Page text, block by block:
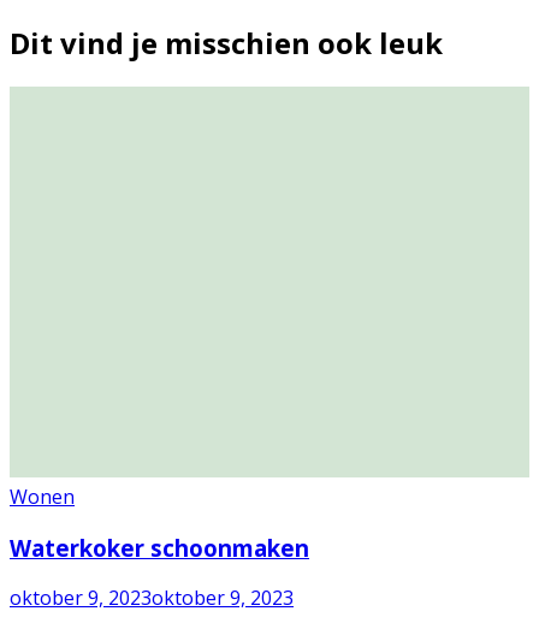
Dit vind je misschien ook leuk
Wonen
Waterkoker schoonmaken
oktober 9, 2023oktober 9, 2023